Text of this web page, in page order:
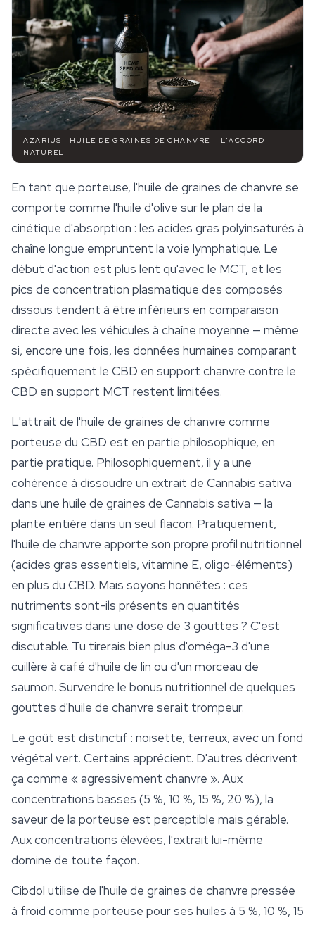
AZARIUS · HUILE DE GRAINES DE CHANVRE — L'ACCORD
NATUREL
En tant que porteuse, l'huile de graines de chanvre se
comporte comme l'huile d'olive sur le plan de la
cinétique d'absorption : les acides gras polyinsaturés à
chaîne longue empruntent la voie lymphatique. Le
début d'action est plus lent qu'avec le MCT, et les
pics de concentration plasmatique des composés
dissous tendent à être inférieurs en comparaison
directe avec les véhicules à chaîne moyenne — même
si, encore une fois, les données humaines comparant
spécifiquement le CBD en support chanvre contre le
CBD en support MCT restent limitées.
L'attrait de l'huile de graines de chanvre comme
porteuse du CBD est en partie philosophique, en
partie pratique. Philosophiquement, il y a une
cohérence à dissoudre un extrait de Cannabis sativa
dans une huile de graines de Cannabis sativa — la
plante entière dans un seul flacon. Pratiquement,
l'huile de chanvre apporte son propre profil nutritionnel
(acides gras essentiels, vitamine E, oligo-éléments)
en plus du CBD. Mais soyons honnêtes : ces
nutriments sont-ils présents en quantités
significatives dans une dose de 3 gouttes ? C'est
discutable. Tu tirerais bien plus d'oméga-3 d'une
cuillère à café d'huile de lin ou d'un morceau de
saumon. Survendre le bonus nutritionnel de quelques
gouttes d'huile de chanvre serait trompeur.
Le goût est distinctif : noisette, terreux, avec un fond
végétal vert. Certains apprécient. D'autres décrivent
ça comme « agressivement chanvre ». Aux
concentrations basses (5 %, 10 %, 15 %, 20 %), la
saveur de la porteuse est perceptible mais gérable.
Aux concentrations élevées, l'extrait lui-même
domine de toute façon.
Cibdol utilise de l'huile de graines de chanvre pressée
à froid comme porteuse pour ses huiles à 5 %, 10 %, 15